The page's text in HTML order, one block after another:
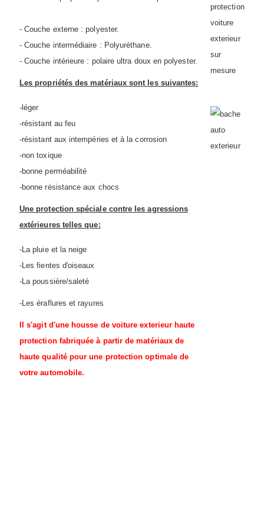
- Couche externe : polyester.
- Couche intermédiaire : Polyuréthane.
- Couche intérieure : polaire ultra doux en polyester.
Les propriétés des matériaux sont les suivantes:
-léger
-résistant au feu
-résistant aux intempéries et à la corrosion
-non toxique
-bonne perméabilité
-bonne résistance aux chocs
Une protection spéciale contre les agressions
extérieures telles que:
-La pluie et la neige
-Les fientes d'oiseaux
-La poussière/saleté
-Les éraflures et rayures
Il s'agit d'une housse de voiture exterieur haute
protection fabriquée à partir de matériaux de
haute qualité pour une protection optimale de
votre automobile.